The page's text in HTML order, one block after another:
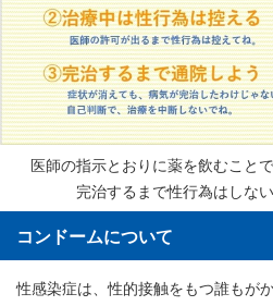
医師の指示とおりに薬を飲むこと
完治するまで性行為はしな
コンドームについて
性感染症は、性的接触をもつ誰もが